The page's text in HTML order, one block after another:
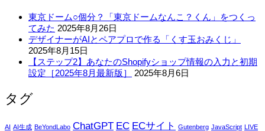
東京ドーム○個分？「東京ドームなんこ？くん」をつくっ
てみた 2025年8月26日
デザイナーがAIとペアプロで作る「くす玉おみくじ」
2025年8月15日
【ステップ2】あなたのShopifyショップ情報の入力と初期
設定［2025年8月最新版］
2025年8月6日
タグ
AI AI生成 BeYondLabo ChatGPT EC ECサイト Gutenberg JavaScript LIVE